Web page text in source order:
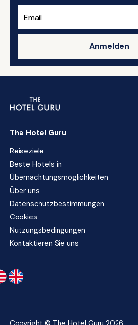
Anmelden
The Hotel Guru
Reiseziele
Beste Hotels in
Übernachtungsmöglichkeiten
Über uns
Datenschutzbestimmungen
Cookies
Nutzungsbedingungen
Kontaktieren Sie uns
Copyright © The Hotel Guru 2026